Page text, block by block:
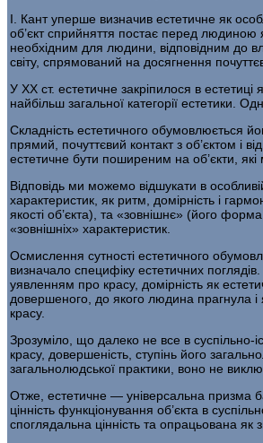
І. Кант уперше визначив естетичне як
об’єкт сприй­няття постає перед людиною
необхідним для людини, відповідним до
світу, спрямований на досягнення
У XX ст. естетичне закріпилося в
найбільш загальної кате­горії естетики.
Складність естетичного обумовлюється
прямий, почуттєвий контакт з об’єктом і
естетичне бути поширеним на об’єкти,
Відповідь ми можемо відшукати в
характеристик, як ритм, домірність і
якості об’єкта), та «зовніш­нє» (його
«зовнішніх» характеристик.
Осмислення сутності естетичного
визначало специфіку естетичних
уявленням про красу, домірність як
довершеного, до якого людина прагнула і
красу.
Зрозуміло, що далеко не все в суспільно-
красу, довершеність, ступінь його
загальнолюдської практики, воно не
Отже, естетичне — універсальна призма
цінність функ­ціонування об’єкта в
споглядальна цінність та опрацьо­вана як